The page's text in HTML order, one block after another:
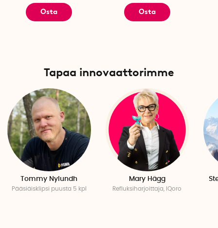
Osta Osta
Tapaa innovaattorimme
Tommy Nylundh
Pääsiäisklipsi puusta 5 kpl
Mary Hägg
Refluksiharjoittaja, IQoro